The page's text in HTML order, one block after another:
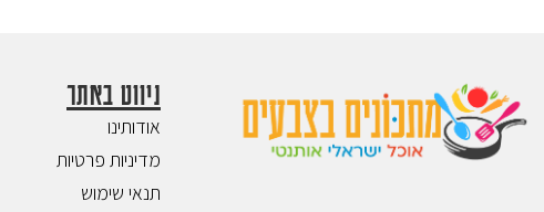
ניווט באתר
אודותינו
מדיניות פרטיות
תנאי שימוש